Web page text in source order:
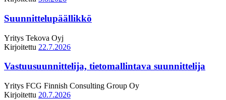
Suunnittelupäällikkö
Yritys Tekova Oyj
Kirjoitettu 22.7.2026
Vastuusuunnittelija, tietomallintava suunnittelija
Yritys FCG Finnish Consulting Group Oy
Kirjoitettu 20.7.2026